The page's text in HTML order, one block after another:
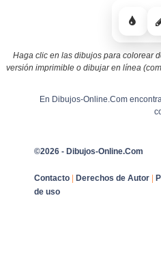
Haga clic en las dibujos para colorear
versión imprimible o dibujar en línea
En Dibujos-Online.Com
©2026 - Dibujos-Online.Com
Contacto Derechos de Autor
de uso